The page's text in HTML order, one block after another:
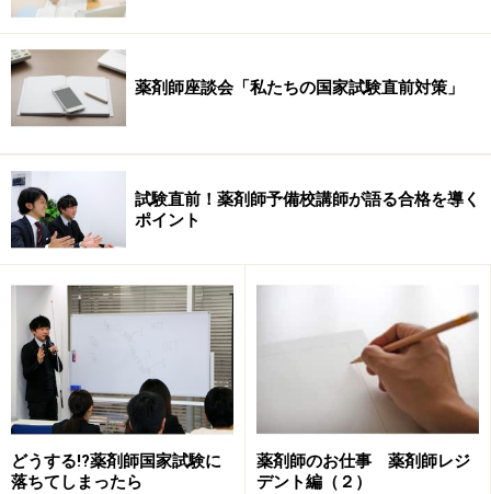
薬剤師座談会「私たちの国家試験直前対策」
試験直前！薬剤師予備校講師が語る合格を導く
ポイント
どうする!?薬剤師国家試験に
落ちてしまったら
薬剤師のお仕事 薬剤師レジ
デント編（２）